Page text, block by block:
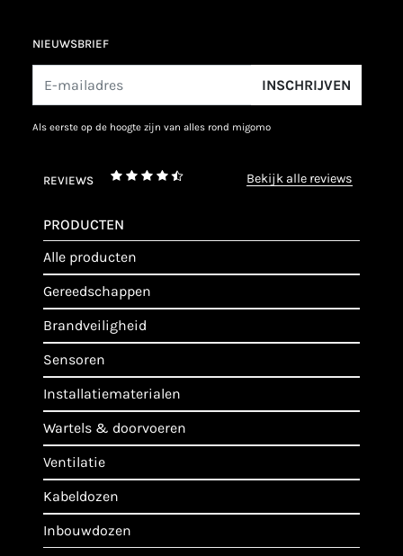
NIEUWSBRIEF
INSCHRIJVEN
als eerste op de hoogte zijn van alles rond migomo
REVIEWS bekijk alle reviews
PRODUCTEN
alle producten
gereedschappen
brandveiligheid
sensoren
installatiematerialen
wartels & doorvoeren
ventilatie
kabeldozen
inbouwdozen